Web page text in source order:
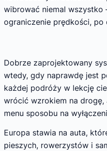
wibrować niemal wszystko
ograniczenie prędkości,
Dobrze zaprojektowany
wtedy, gdy naprawdę jest
każdej podróży w lekcję
wrócić wzrokiem na
menu sposobu na
Europa stawia na auta,
pieszych, rowerzystów i